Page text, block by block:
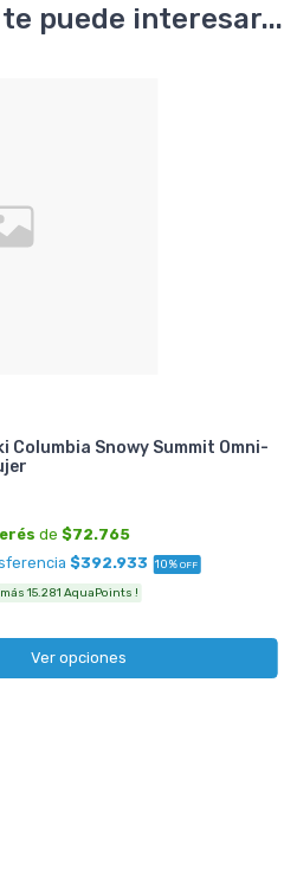
puede interesar...
Columbia Snowy Summit Omni-
de$72.765
$392.933 10%OFF
15.281 AquaPoints !
Ver opciones